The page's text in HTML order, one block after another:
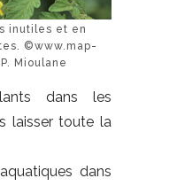
inutiles et en
©www.map-
Mioulane
dans les
laisser toute la
dans